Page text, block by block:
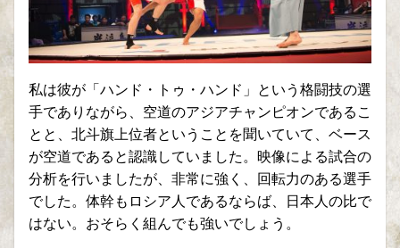
私は彼が「ハンド・トゥ・ハンド」という格闘技の選
手でありながら、空道のアジアチャンピオンであるこ
とと、北斗旗上位者ということを聞いていて、ベース
が空道であると認識していました。映像による試合の
分析を行いましたが、非常に強く、回転力のある選手
でした。体幹もロシア人であるならば、日本人の比で
はない。おそらく組んでも強いでしょう。